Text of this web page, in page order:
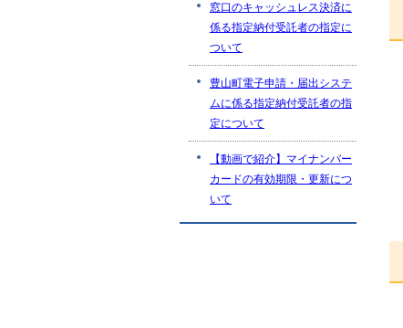
窓口のキャッシュレス決済に
係る指定納付受託者の指定に
ついて
豊山町電子申請・届出システ
ムに係る指定納付受託者の指
定について
【動画で紹介】マイナンバー
カードの有効期限・更新につ
いて